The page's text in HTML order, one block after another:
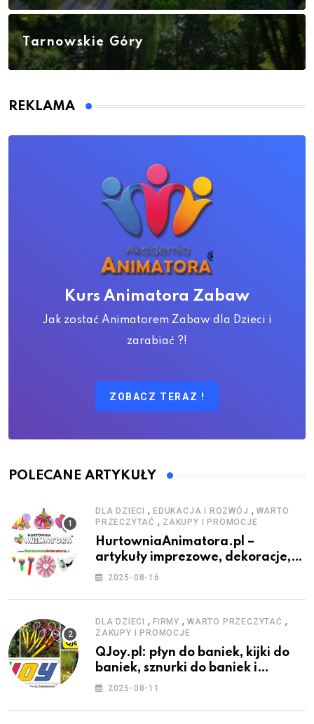
Tarnowskie Góry
REKLAMA
Kurs Animatora Zabaw
Jak zostać Animatorem Zabaw dla Dzieci i
zarabiać ?!
ZOBACZ TERAZ !
POLECANE ARTYKUŁY
DLA DZIECI , EDUKACJA I ROZWÓJ , WARTO
PRZECZYTAĆ , ZAKUPY I PROMOCJE
HurtowniaAnimatora.pl –
artykuły imprezowe, dekoracje,
stroje i akcesoria dla animatorów
2025-08-16
DLA DZIECI , FIRMY , WARTO PRZECZYTAĆ ,
ZAKUPY I PROMOCJE
QJoy.pl: płyn do baniek, kijki do
baniek, sznurki do baniek i
zestawy do baniek
2025-08-11